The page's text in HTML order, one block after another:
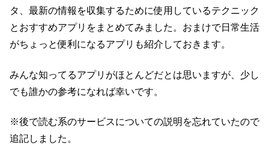
タ、最新の情報を収集するために使用しているテクニック
とおすすめアプリをまとめてみました。おまけで日常生活
がちょっと便利になるアプリも紹介しておきます。
みんな知ってるアプリがほとんどだとは思いますが、少し
でも誰かの参考になれば幸いです。
※後で読む系のサービスについての説明を忘れていたので
追記しました。